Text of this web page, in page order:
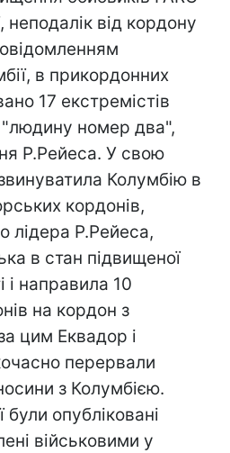
неподалік від кордону
в прикордонних
17 екстремістів
номер два",
Р.Рейеса. У свою
Колумбію в
кордонів,
лідера Р.Рейеса,
в стан підвищеної
і направила 10
на кордон з
цим Еквадор і
перервали
з Колумбією.
були опубліковані
військовими у